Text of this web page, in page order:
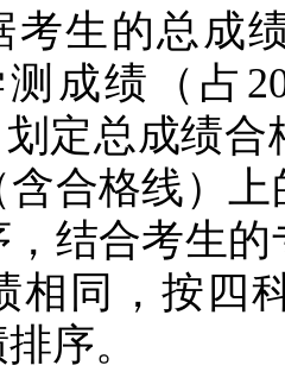
考生的总成
测成绩（占
定总成绩
合格线）
结合考生
相同，按四
序。